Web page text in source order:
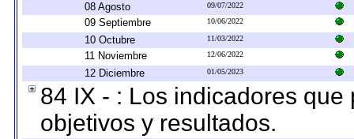
08 Agosto 09/07/2022
09 Septiembre 10/06/2022
10 Octubre 11/03/2022
11 Noviembre 12/06/2022
12 Diciembre 01/05/2023
84 IX - : Los indicadores
objetivos y resultados.